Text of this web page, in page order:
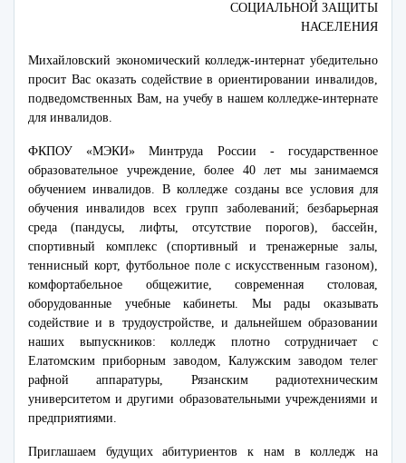
СОЦИАЛЬНОЙ ЗАЩИТЫ
НАСЕЛЕНИЯ
Михайловский экономический колледж-интернат убедительно
просит Вас оказать содействие в ориентировании инвалидов,
подведомственных Вам, на учебу в нашем колледже-интернате
для инвалидов.
ФКПОУ «МЭКИ» Минтруда России - государственное
образовательное учреждение, более 40 лет мы занимаемся
обучением инвалидов. В колледже созданы все условия для
обучения инвалидов всех групп заболеваний; безбарьерная
среда (пандусы, лифты, отсутствие порогов), бассейн,
спортивный комплекс (спортивный и тренажерные залы,
теннисный корт, футбольное поле с искусственным газоном),
комфортабельное общежитие, современная столовая,
оборудованные учебные кабинеты. Мы рады оказывать
содействие и в трудоустройстве, и дальнейшем образовании
наших выпускников: колледж плотно сотрудничает с
Елатомским приборным заводом, Калужским заводом телег
рафной аппаратуры, Рязанским радиотехническим
университетом и другими образовательными учреждениями и
предприятиями.
Приглашаем будущих абитуриентов к нам в колледж на